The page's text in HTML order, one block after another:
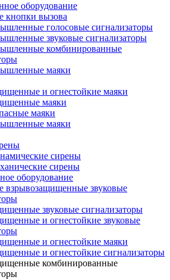
оборудование
кнопки вызова
голосовые сигнализаторы
звуковые сигнализаторы
комбинированные
маяки
и огнестойкие маяки
маяки
маяки
маяки
сирены
сирены
оборудование
взрывозащищенные звуковые
звуковые сигнализаторы
и огнестойкие звуковые
и огнестойкие маяки
и огнестойкие сигнализаторы
комбинированные